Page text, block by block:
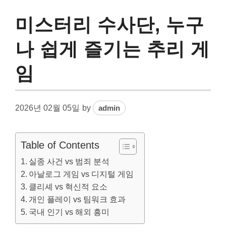
미스터리 수사단, 누구
나 쉽게 즐기는 추리 게
임
2026년 02월 05일 by admin
Table of Contents
실종 사건 vs 범죄 분석
아날로그 게임 vs 디지털 게임
클리셰 vs 혁신적 요소
개인 플레이 vs 팀워크 효과
국내 인기 vs 해외 흥미